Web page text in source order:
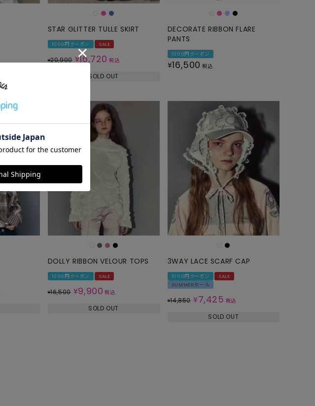
STAR GLITTER TULLE SKIRT
1000円クーポン SALE
¥20,900 ¥16,720 税込
SOLD OUT
DECORATE RIBBON FLARE
PANTS
1000円クーポン
¥16,500 税込
DOLLY RIBBON VELOUR TOPS
1000円クーポン SALE
¥16,500 ¥9,900 税込
SOLD OUT
3WAY LACE SCARF CAP
1000円クーポン
SALE
SUMMERセール
¥14,850 ¥7,425 税込
SOLD OUT